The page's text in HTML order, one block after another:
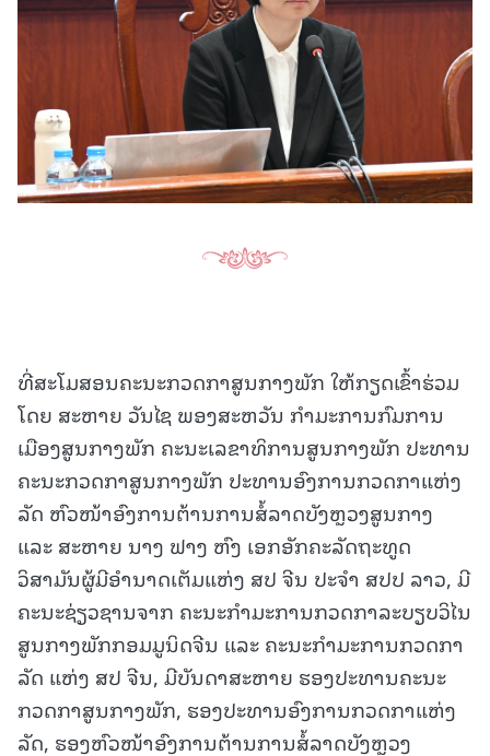
ທີ່ສະໂມສອນຄະນະກວດກາສູນກາງພັກ ໃຫ້ກຽດເຂົ້າຮ່ວມ
ໂດຍ ສະຫາຍ ວັນໄຊ ພອງສະຫວັນ ກຳມະການກົມການ
ເມືອງສູນກາງພັກ ຄະນະເລຂາທິການສູນກາງພັກ ປະທານ
ຄະນະກວດກາສູນກາງພັກ ປະທານອົງການກວດກາແຫ່ງ
ລັດ ຫົວໜ້າອົງການຕ້ານການສໍ້ລາດບັງຫຼວງສູນກາງ
ແລະ ສະຫາຍ ນາງ ຟາງ ຫົງ ເອກອັກຄະລັດຖະທູດ
ວິສາມັນຜູ້ມີອຳນາດເຕັມແຫ່ງ ສປ ຈີນ ປະຈຳ ສປປ ລາວ, ມີ
ຄະນະຊ່ຽວຊານຈາກ ຄະນະກຳມະການກວດກາລະບຽບວິໄນ
ສູນກາງພັກກອມມູນິດຈີນ ແລະ ຄະນະກຳມະການກວດກາ
ລັດ ແຫ່ງ ສປ ຈີນ, ມີບັນດາສະຫາຍ ຮອງປະທານຄະນະ
ກວດກາສູນກາງພັກ, ຮອງປະທານອົງການກວດກາແຫ່ງ
ລັດ, ຮອງຫົວໜ້າອົງການຕ້ານການສໍ້ລາດບັງຫຼວງ